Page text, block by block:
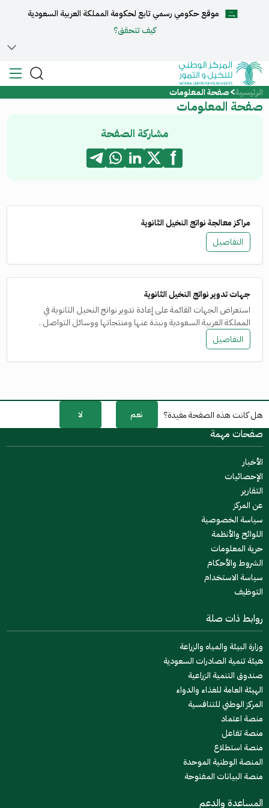
كيف تتحقق؟
English
الرئيسية
المركز الإعلامي
مركز الدعم والمساعدة
الرئيسية صفحة المعلومات
صفحة المعلومات
مشاركة الصفحة
مراكز معالجة نواتج النخيل الثانوية
التفاصيل
جهات تدوير نواتج النخيل الثانوية
استعراض الجهات القائمة على إعادة تدوير نواتج النخيل الثانوية في
المملكة العربية السعودية ونبذة عنها ومنتجاتها ووسائل التواصل .
التفاصيل
هل كانت هذه الصفحة مفيدة؟ نعم لا
صفحات مهمة
الأخبار
الإحصائيات
التقارير
عن المركز
سياسة الخصوصية
اللوائح والأنظمة
حرية المعلومات
الشروط والأحكام
سياسة الاستخدام
التوظيف
روابط ذات صلة
وزارة البيئة والمياه والزراعة
هيئة تنمية الصادرات السعودية
صندوق التنمية الزراعية
الهيئة العامة للغذاء والدواء
المركز الوطني للتنافسية
منصة اعتماد
منصة تفاعل
منصة استطلاع
المنصة الوطنية الموحدة
منصة البيانات المفتوحة
المساعدة والدعم